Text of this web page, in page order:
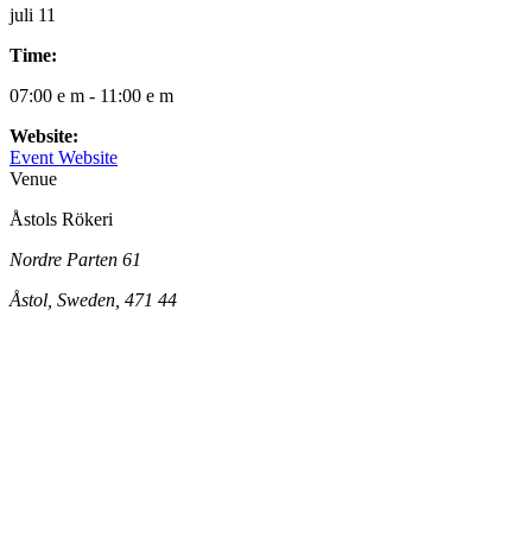
juli 11
Time:
07:00 e m - 11:00 e m
Website:
Event Website
Venue
Åstols Rökeri
Nordre Parten 61
Åstol, Sweden, 471 44